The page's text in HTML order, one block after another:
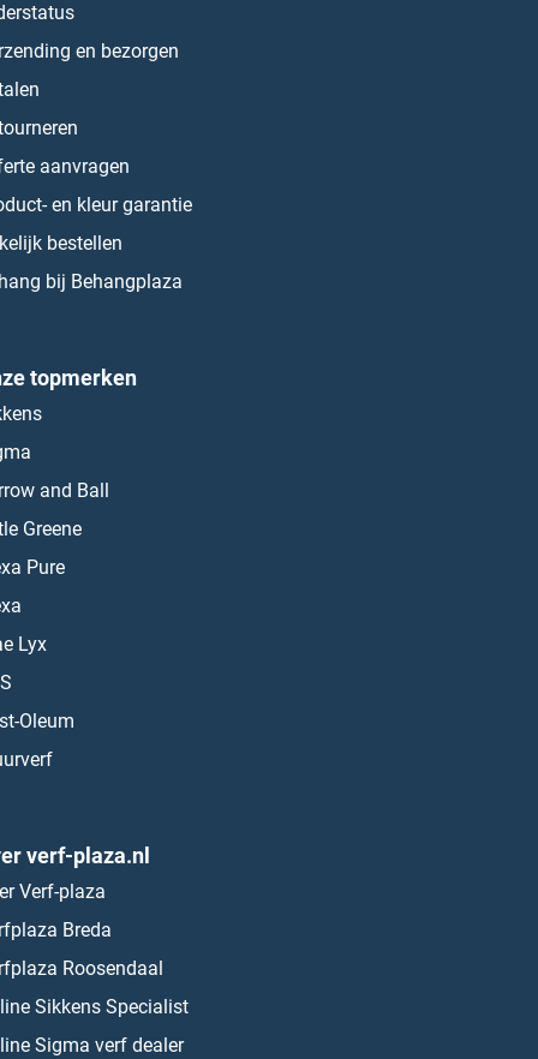
en bezorgen
aanvragen
en kleur garantie
bestellen
bij Behangplaza
topmerken
and Ball
Greene
Pure
Lyx
Oleum
verf-plaza.nl
Verf-plaza
Breda
Roosendaal
Sikkens Specialist
Sigma verf dealer